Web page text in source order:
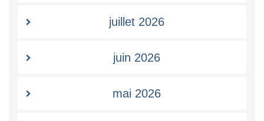
juillet 2026
juin 2026
mai 2026